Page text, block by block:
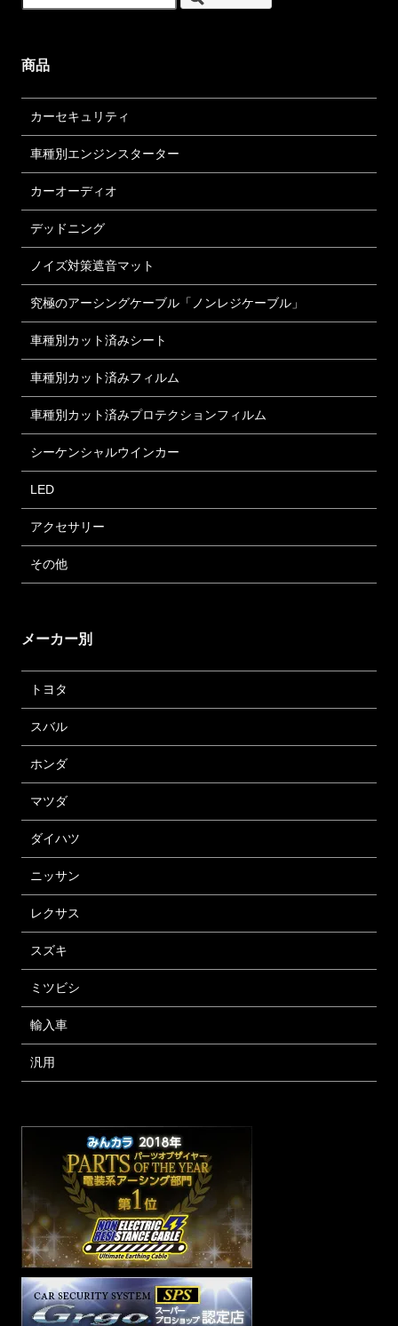
商品
カーセキュリティ
車種別エンジンスターター
カーオーディオ
デッドニング
ノイズ対策遮音マット
究極のアーシングケーブル「ノンレジケーブル」
車種別カット済みシート
車種別カット済みフィルム
車種別カット済みプロテクションフィルム
シーケンシャルウインカー
LED
アクセサリー
その他
メーカー別
トヨタ
スバル
ホンダ
マツダ
ダイハツ
ニッサン
レクサス
スズキ
ミツビシ
輸入車
汎用